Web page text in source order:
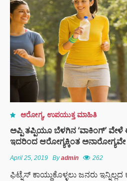
ಆರೋಗ್ಯ, ಉಪಯುಕ್ತ ಮಾಹಿತಿ
ಅಪ್ಪಿ ತಪ್ಪಿಯೂ ಬೆಳಗಿನ ‘ವಾಕಿಂಗ್’ ವೇಳೆ
ಇದರಿಂದ ಆರೋಗ್ಯಕ್ಕಿಂತ ಅನಾರೋಗ್ಯವೇ
April 25, 2019 Byadmin 262
ಫಿಟ್ನೆಸ್ ಕಾಯ್ದುಕೊಳ್ಳಲು ಜನರು